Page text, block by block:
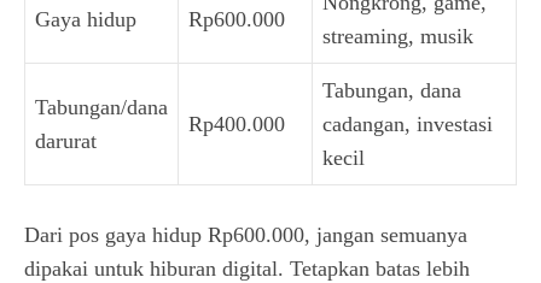
Gaya hidup Rp600.000
streaming, musik
Tabungan/dana
darurat
Rp400.000
Tabungan, dana
cadangan, investasi
kecil
Dari pos gaya hidup Rp600.000, jangan semuanya
dipakai untuk hiburan digital. Tetapkan batas lebih